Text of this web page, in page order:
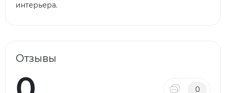
интерьера.
Отзывы
0